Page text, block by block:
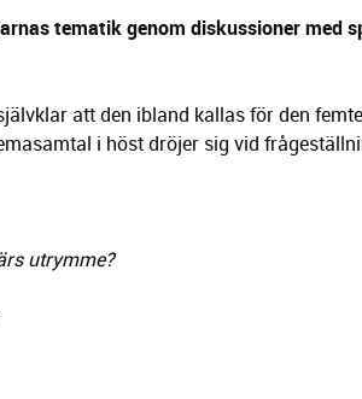
tematik genom diskussioner med
att den ibland kallas för den
i höst dröjer sig vid
utrymme?